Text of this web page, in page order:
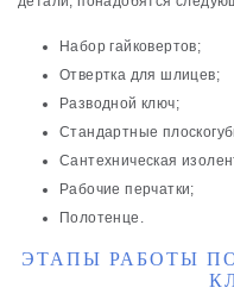
Набор гайковертов;
Отвертка для шлицев;
Разводной ключ;
Стандартные
Сантехническая
Рабочие перчатки;
Полотенце.
ЭТАПЫ РАБОТЫ